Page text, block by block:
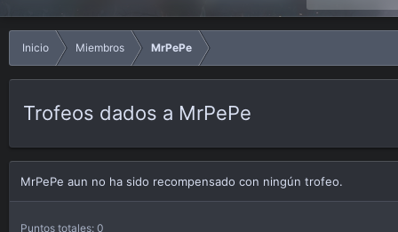
Inicio Miembros MrPePe
Trofeos dados a MrPePe
MrPePe aun no ha sido recompensado con ningún trofeo.
Puntos totales: 0